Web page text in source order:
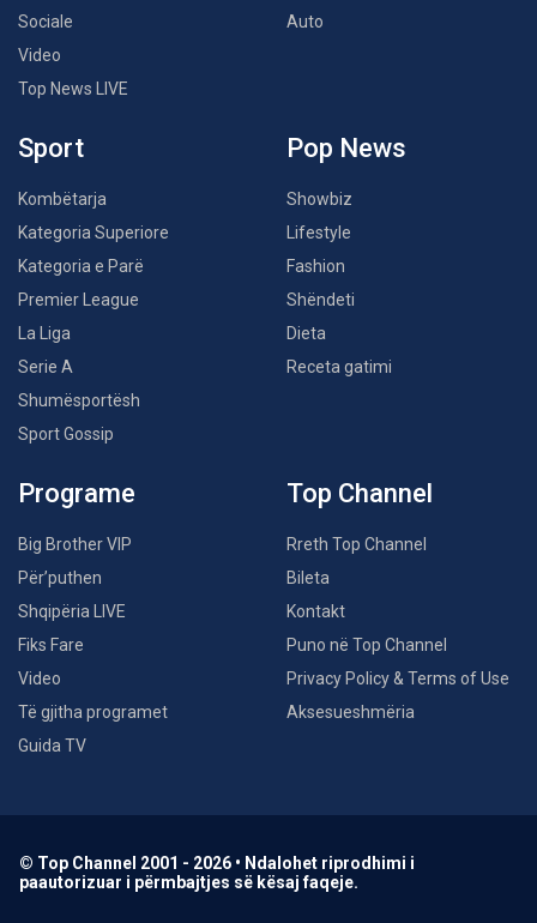
Sociale
Video
Top News LIVE
Auto
Sport
Kombëtarja
Kategoria Superiore
Kategoria e Parë
Premier League
La Liga
Serie A
Shumësportësh
Sport Gossip
Pop News
Showbiz
Lifestyle
Fashion
Shëndeti
Dieta
Receta gatimi
Programe
Big Brother VIP
Për’puthen
Shqipëria LIVE
Fiks Fare
Video
Të gjitha programet
Guida TV
Top Channel
Rreth Top Channel
Bileta
Kontakt
Puno në Top Channel
Privacy Policy & Terms of Use
Aksesueshmëria
© Top Channel 2001 - 2026 • Ndalohet riprodhimi i
paautorizuar i përmbajtjes së kësaj faqeje.